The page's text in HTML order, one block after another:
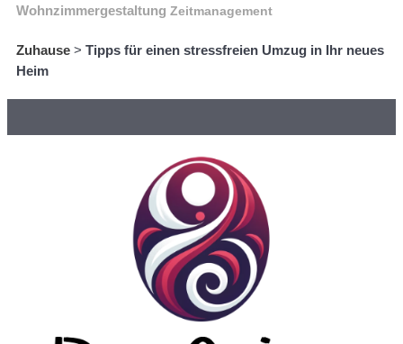
Wohnzimmergestaltung Zeitmanagement
Zuhause > Tipps für einen stressfreien Umzug in Ihr neues
Heim